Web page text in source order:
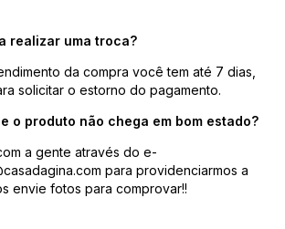
realizar uma troca?
da compra você tem até 7 dias,
solicitar o estorno do pagamento.
o produto não chega em bom estado?
a gente através do e-
para providenciarmos a
envie fotos para comprovar!!